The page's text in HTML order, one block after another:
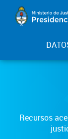
Recursos